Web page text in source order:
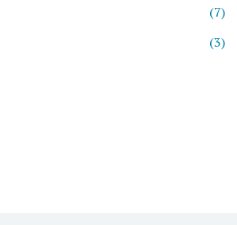
(7)
(3)